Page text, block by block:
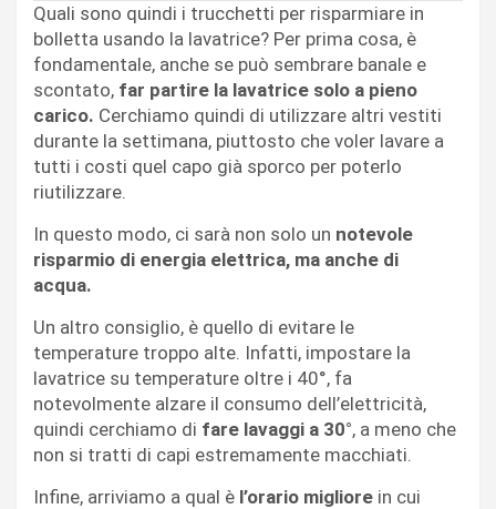
Quali sono quindi i trucchetti per risparmiare in
bolletta usando la lavatrice? Per prima cosa, è
fondamentale, anche se può sembrare banale e
scontato, far partire la lavatrice solo a pieno
carico. Cerchiamo quindi di utilizzare altri vestiti
durante la settimana, piuttosto che voler lavare a
tutti i costi quel capo già sporco per poterlo
riutilizzare.
In questo modo, ci sarà non solo un notevole
risparmio di energia elettrica, ma anche di
acqua.
Un altro consiglio, è quello di evitare le
temperature troppo alte. Infatti, impostare la
lavatrice su temperature oltre i 40°, fa
notevolmente alzare il consumo dell’elettricità,
quindi cerchiamo di fare lavaggi a 30°, a meno che
non si tratti di capi estremamente macchiati.
Infine, arriviamo a qual è l’orario migliore in cui